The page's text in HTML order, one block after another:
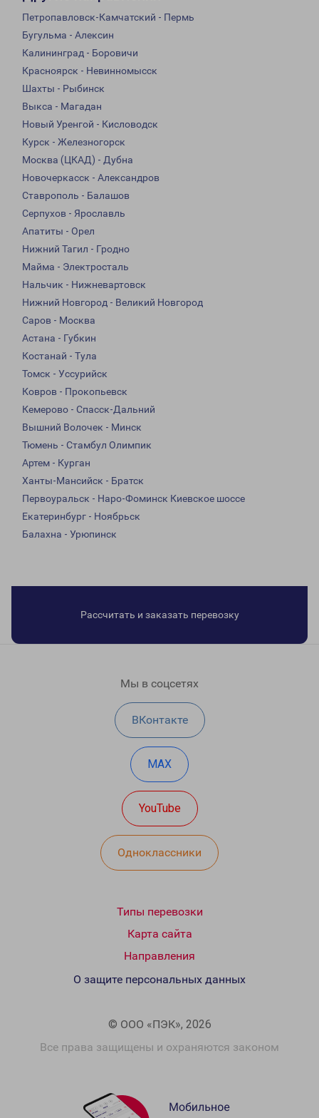
Петропавловск-Камчатский - Пермь
Бугульма - Алексин
Калининград - Боровичи
Красноярск - Невинномысск
Шахты - Рыбинск
Выкса - Магадан
Новый Уренгой - Кисловодск
Курск - Железногорск
Москва (ЦКАД) - Дубна
Новочеркасск - Александров
Ставрополь - Балашов
Серпухов - Ярославль
Апатиты - Орел
Нижний Тагил - Гродно
Майма - Электросталь
Нальчик - Нижневартовск
Нижний Новгород - Великий Новгород
Саров - Москва
Астана - Губкин
Костанай - Тула
Томск - Уссурийск
Ковров - Прокопьевск
Кемерово - Спасск-Дальний
Вышний Волочек - Минск
Тюмень - Стамбул Олимпик
Артем - Курган
Ханты-Мансийск - Братск
Первоуральск - Наро-Фоминск Киевское шоссе
Екатеринбург - Ноябрьск
Балахна - Урюпинск
Рассчитать и заказать перевозку
Мы в соцсетях
ВКонтакте
MAX
YouTube
Одноклассники
Типы перевозки
Карта сайта
Направления
© ООО «ПЭК», 2026
Все права защищены и охраняются законом
О защите персональных данных